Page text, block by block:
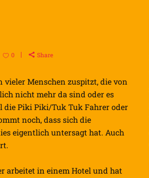
0 Share
vieler Menschen zuspitzt, die von
nicht mehr da sind oder es
die Piki Piki/Tuk Tuk Fahrer oder
noch, dass sich die
eigentlich untersagt hat. Auch
arbeitet in einem Hotel und hat